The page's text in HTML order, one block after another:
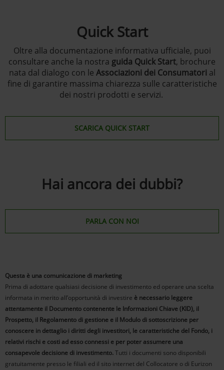
Quick Start
Oltre alla documentazione informativa ufficiale, puoi
consultare anche la nostra guida Quick Start, brochure
nata dal dialogo con le Associazioni dei Consumatori al
fine di garantire massima chiarezza sulle caratteristiche
dei nostri prodotti e servizi.
SCARICA QUICK START
Hai ancora dei dubbi?
PARLA CON NOI
Questa è una comunicazione di marketing
Prima di adottare qualsiasi decisione di investimento ed operare una scelta
infor­mata in merito all’opportunità di investire è necessario leggere
attentamente il Documento contenente le Informazioni Chiave (KID), il
Prospetto, il Regola­mento di gestione e il Modulo di sottoscrizione per
conoscere in detta­glio i diritti degli investitori, le caratteristiche del Fondo, i
relativi rischi e costi ad esso connessi e per poter assumere una
consapevole decisione di investimento.Tutti i documenti sono disponibili
gratuitamente presso le filiali ed il sito internet del Collocatore o di Eurizon